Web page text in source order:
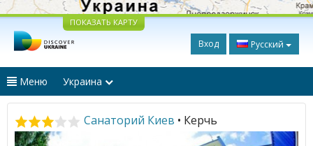
ПОКАЗАТЬ КАРТУ
Вход Русский
Меню Украина
Санаторий Киев • Керчь